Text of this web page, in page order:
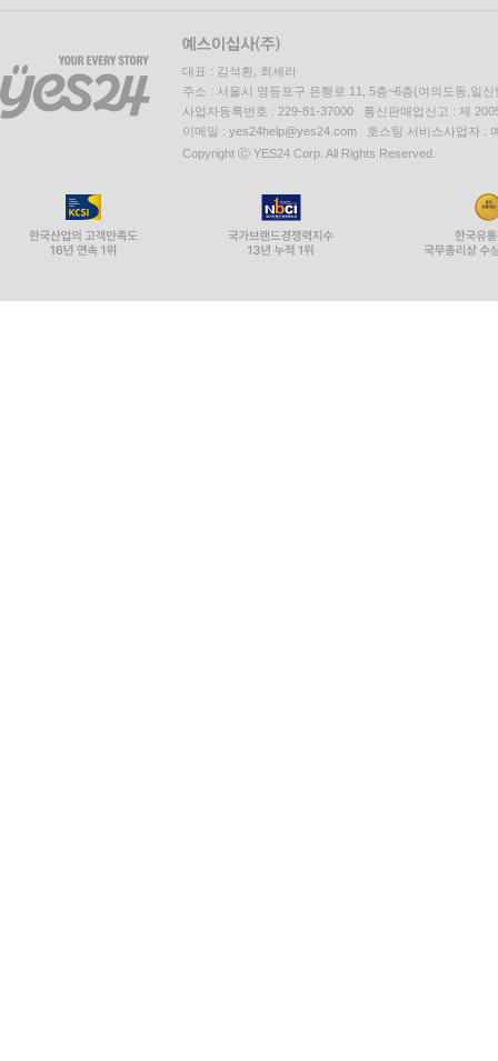
대표 : 김석환, 최세라
주소 : 서울시 영등포구 은행로 11, 5층~6층(여의도동,일신
사업자등록번호 : 229-81-37000 통신판매업신고 : 제
이메일 : yes24help@yes24.com 호스팅 서비스사업자 :
Copyright ⓒ YES24 Corp. All Rights Reserved.